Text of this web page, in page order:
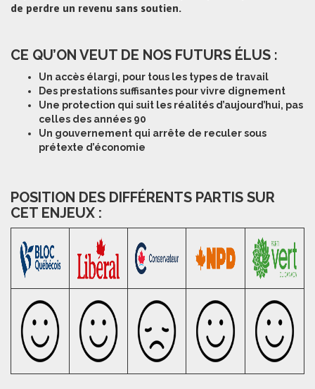
de perdre un revenu sans soutien.
CE QU’ON VEUT DE NOS FUTURS ÉLUS :
Un accès élargi, pour tous les types de travail
Des prestations suffisantes pour vivre dignement
Une protection qui suit les réalités d’aujourd’hui, pas
celles des années 90
Un gouvernement qui arrête de reculer sous
prétexte d’économie
POSITION DES DIFFÉRENTS PARTIS SUR
CET ENJEUX :